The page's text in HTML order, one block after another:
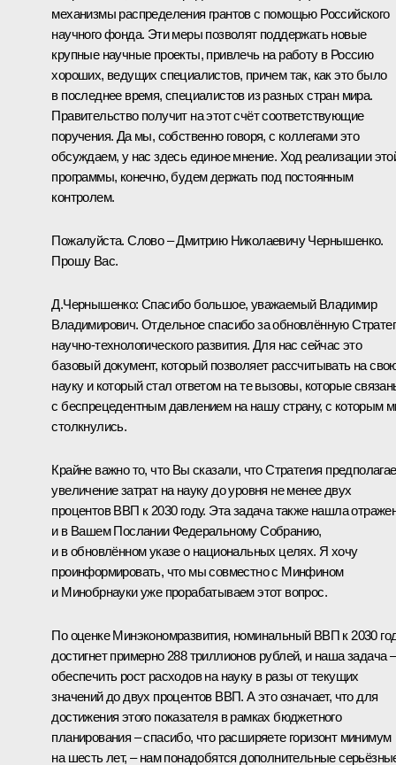
механизмы распределения грантов с помощью Российского
научного фонда. Эти меры позволят поддержать новые
крупные научные проекты, привлечь на работу в Россию
хороших, ведущих специалистов, причем так, как это было
в последнее время, специалистов из разных стран мира.
Правительство получит на этот счёт соответствующие
поручения. Да мы, собственно говоря, с коллегами это
обсуждаем, у нас здесь единое мнение. Ход реализации
программы, конечно, будем держать под постоянным
контролем.
Пожалуйста. Слово – Дмитрию Николаевичу Чернышенко.
Прошу Вас.
Д.Чернышенко: Спасибо большое, уважаемый Владимир
Владимирович. Отдельное спасибо за обновлённую
научно-технологического развития. Для нас сейчас это
базовый документ, который позволяет рассчитывать на
науку и который стал ответом на те вызовы, которые
с беспрецедентным давлением на нашу страну, с которым
столкнулись.
Крайне важно то, что Вы сказали, что Стратегия
увеличение затрат на науку до уровня не менее двух
процентов ВВП к 2030 году. Эта задача также нашла
и в Вашем Послании Федеральному Собранию,
и в обновлённом указе о национальных целях. Я хочу
проинформировать, что мы совместно с Минфином
и Минобрнауки уже прорабатываем этот вопрос.
По оценке Минэкономразвития, номинальный ВВП к 2030
достигнет примерно 288 триллионов рублей, и наша задача –
обеспечить рост расходов на науку в разы от текущих
значений до двух процентов ВВП. А это означает, что для
достижения этого показателя в рамках бюджетного
планирования – спасибо, что расширяете горизонт минимум
на шесть лет, – нам понадобятся дополнительные